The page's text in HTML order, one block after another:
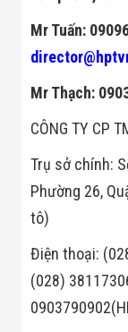
Mr Tuấn:
Mr Thạch:
CÔNG TY CP
Trụ sở chính:
Phường 26,
tô)
Điện thoại:
(028)